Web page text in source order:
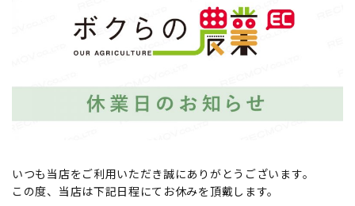
いつも当店をご利用いただき誠にありがとうございます。
この度、当店は下記日程にてお休みを頂戴します。